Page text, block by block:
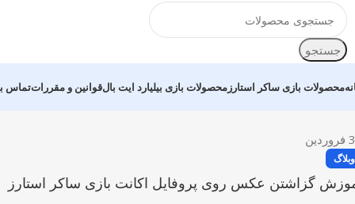
جستجو
محصولات بازی ساکر استارز محصولات بازی بیلیارد ایت بالقوانین و مقرراتتماس
فروردین
وبلاگ
گزاشتن عکس روی پروفایل اکانت بازی ساکر استارز